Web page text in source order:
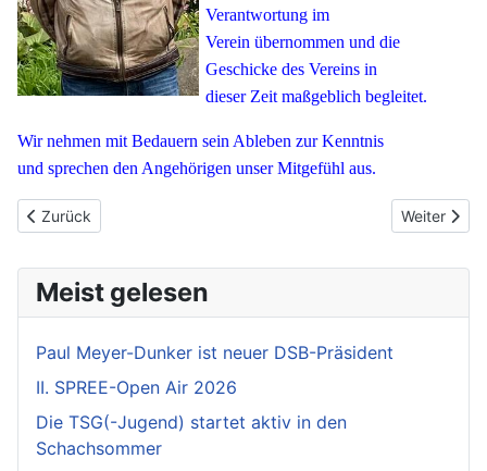
Verantwortung im
Verein übernommen und die
Geschicke des Vereins in
dieser Zeit maßgeblich begleitet.
Wir nehmen mit Bedauern sein Ableben zur Kenntnis
und sprechen den Angehörigen unser Mitgefühl aus.
Vorheriger Beitrag: Jahreshauptversammlung am 26.6.26, 19:30
Zurück Nächster
Weiter
Meist gelesen
Paul Meyer-Dunker ist neuer DSB-Präsident
II. SPREE-Open Air 2026
Die TSG(-Jugend) startet aktiv in den
Schachsommer